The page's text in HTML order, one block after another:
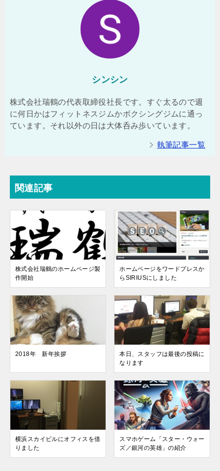
シンシン
株式会社瑞鶴の代表取締役社長です。すぐ太るので週
に何日かはフィットネスジムかボクシングジムに通っ
ています。それ以外の日は大体呑み歩いています。
執筆記事一覧
関連記事
株式会社瑞鶴のホームページ製
作開始
ホームページをワードプレスか
らSIRIUSにしました
2018年 新年挨拶
本日、スタッフは最後の投稿に
なります
横浜スカイビルにオフィスを借
りました
スマホゲーム「スター・ウォー
ズ／銀河の英雄」の紹介